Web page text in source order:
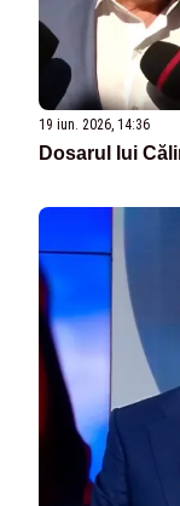
19 iun. 2026, 14:36
Dosarul lui